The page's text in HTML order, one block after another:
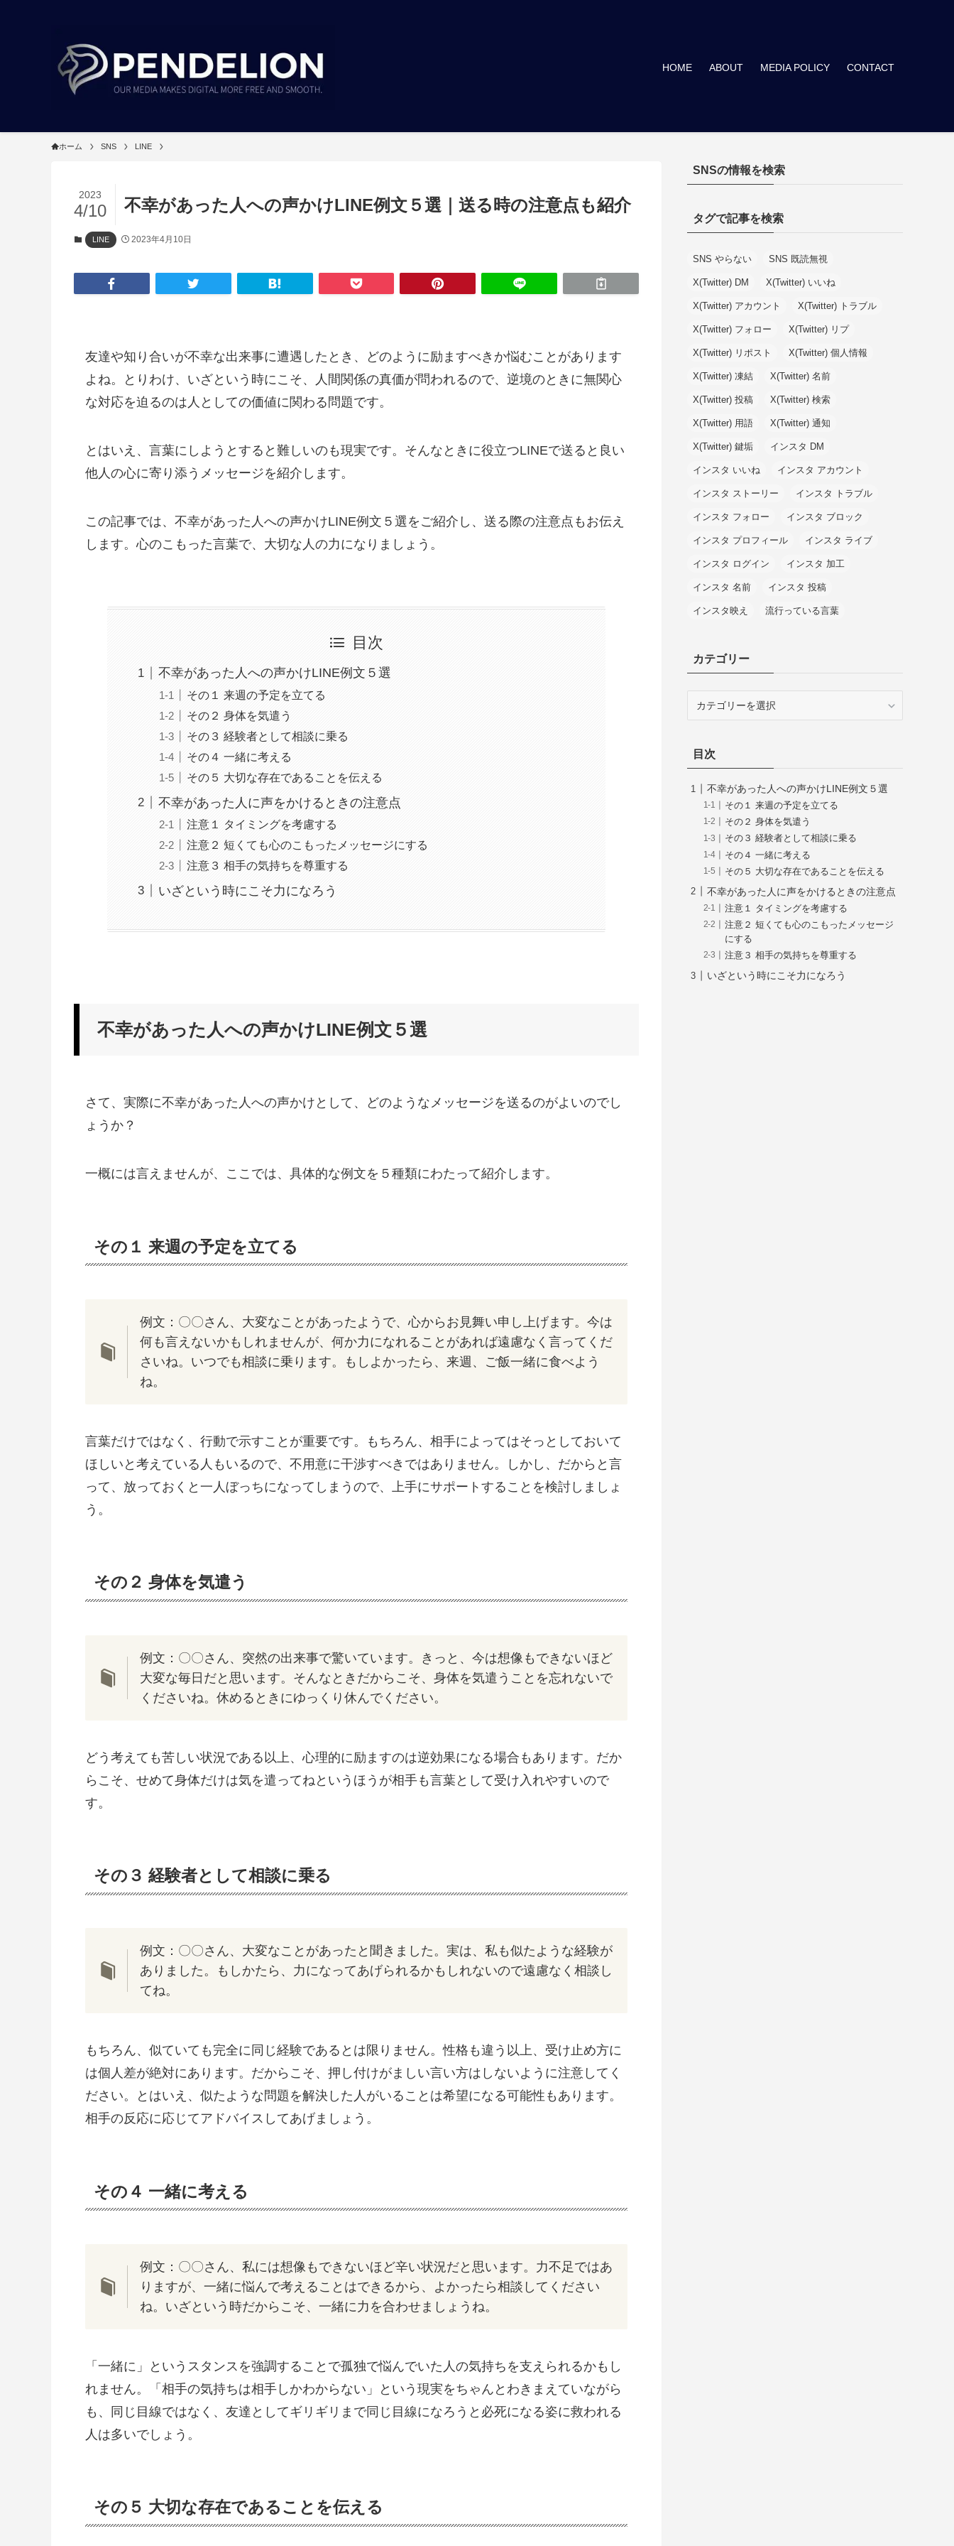
HOME ABOUT MEDIA POLICY CONTACT
ホーム SNS LINE
不幸があった人への声かけLINE例文５選｜送る時の注意点も紹介
2023
4/10
LINE 2023年4月10日
友達や知り合いが不幸な出来事に遭遇したとき、どのように励ますべきか悩むことがあります
よね。とりわけ、いざという時にこそ、人間関係の真価が問われるので、逆境のときに無関心
な対応を迫るのは人としての価値に関わる問題です。
とはいえ、言葉にしようとすると難しいのも現実です。そんなときに役立つLINEで送ると良い
他人の心に寄り添うメッセージを紹介します。
この記事では、不幸があった人への声かけLINE例文５選をご紹介し、送る際の注意点もお伝え
します。心のこもった言葉で、大切な人の力になりましょう。
目次
不幸があった人への声かけLINE例文５選
その１ 来週の予定を立てる
その２ 身体を気遣う
その３ 経験者として相談に乗る
その４ 一緒に考える
その５ 大切な存在であることを伝える
不幸があった人に声をかけるときの注意点
注意１ タイミングを考慮する
注意２ 短くても心のこもったメッセージにする
注意３ 相手の気持ちを尊重する
いざという時にこそ力になろう
不幸があった人への声かけLINE例文５選
さて、実際に不幸があった人への声かけとして、どのようなメッセージを送るのがよいのでし
ょうか？
一概には言えませんが、ここでは、具体的な例文を５種類にわたって紹介します。
その１ 来週の予定を立てる
例文：〇〇さん、大変なことがあったようで、心からお見舞い申し上げます。今は
何も言えないかもしれませんが、何か力になれることがあれば遠慮なく言ってくだ
さいね。いつでも相談に乗ります。もしよかったら、来週、ご飯一緒に食べよう
ね。
言葉だけではなく、行動で示すことが重要です。もちろん、相手によってはそっとしておいて
ほしいと考えている人もいるので、不用意に干渉すべきではありません。しかし、だからと言
って、放っておくと一人ぼっちになってしまうので、上手にサポートすることを検討しましょ
う。
その２ 身体を気遣う
例文：〇〇さん、突然の出来事で驚いています。きっと、今は想像もできないほど
大変な毎日だと思います。そんなときだからこそ、身体を気遣うことを忘れないで
くださいね。休めるときにゆっくり休んでください。
どう考えても苦しい状況である以上、心理的に励ますのは逆効果になる場合もあります。だか
らこそ、せめて身体だけは気を遣ってねというほうが相手も言葉として受け入れやすいので
す。
その３ 経験者として相談に乗る
例文：〇〇さん、大変なことがあったと聞きました。実は、私も似たような経験が
ありました。もしかたら、力になってあげられるかもしれないので遠慮なく相談し
てね。
もちろん、似ていても完全に同じ経験であるとは限りません。性格も違う以上、受け止め方に
は個人差が絶対にあります。だからこそ、押し付けがましい言い方はしないように注意してく
ださい。とはいえ、似たような問題を解決した人がいることは希望になる可能性もあります。
相手の反応に応じてアドバイスしてあげましょう。
その４ 一緒に考える
例文：〇〇さん、私には想像もできないほど辛い状況だと思います。力不足ではあ
りますが、一緒に悩んで考えることはできるから、よかったら相談してください
ね。いざという時だからこそ、一緒に力を合わせましょうね。
「一緒に」というスタンスを強調することで孤独で悩んでいた人の気持ちを支えられるかもし
れません。「相手の気持ちは相手しかわからない」という現実をちゃんとわきまえていながら
も、同じ目線ではなく、友達としてギリギリまで同じ目線になろうと必死になる姿に救われる
人は多いでしょう。
その５ 大切な存在であることを伝える
SNSの情報を検索
タグで記事を検索
SNS やらない SNS 既読無視
X(Twitter) DM X(Twitter) いいね
X(Twitter) アカウント X(Twitter) トラブル
X(Twitter) フォロー X(Twitter) リプ
X(Twitter) リポスト X(Twitter) 個人情報
X(Twitter) 凍結 X(Twitter) 名前
X(Twitter) 投稿 X(Twitter) 検索
X(Twitter) 用語 X(Twitter) 通知
X(Twitter) 鍵垢 インスタ DM
インスタ いいね インスタ アカウント
インスタ ストーリー インスタ トラブル
インスタ フォロー インスタ ブロック
インスタ プロフィール インスタ ライブ
インスタ ログイン インスタ 加工
インスタ 名前 インスタ 投稿
インスタ映え 流行っている言葉
カテゴリー
ー目次
不幸があった人への声かけLINE例文５選
その１ 来週の予定を立てる
その２ 身体を気遣う
その３ 経験者として相談に乗る
その４ 一緒に考える
その５ 大切な存在であることを伝える
不幸があった人に声をかけるときの注意点
注意１ タイミングを考慮する
注意２ 短くても心のこもったメッセージ
にする
注意３ 相手の気持ちを尊重する
いざという時にこそ力になろう